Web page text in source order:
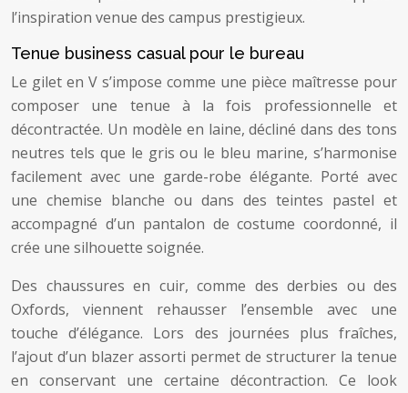
l’inspiration venue des campus prestigieux.
Tenue business casual pour le bureau
Le gilet en V s’impose comme une pièce maîtresse pour
composer une tenue à la fois professionnelle et
décontractée. Un modèle en laine, décliné dans des tons
neutres tels que le gris ou le bleu marine, s’harmonise
facilement avec une garde-robe élégante. Porté avec
une chemise blanche ou dans des teintes pastel et
accompagné d’un pantalon de costume coordonné, il
crée une silhouette soignée.
Des chaussures en cuir, comme des derbies ou des
Oxfords, viennent rehausser l’ensemble avec une
touche d’élégance. Lors des journées plus fraîches,
l’ajout d’un blazer assorti permet de structurer la tenue
en conservant une certaine décontraction. Ce look